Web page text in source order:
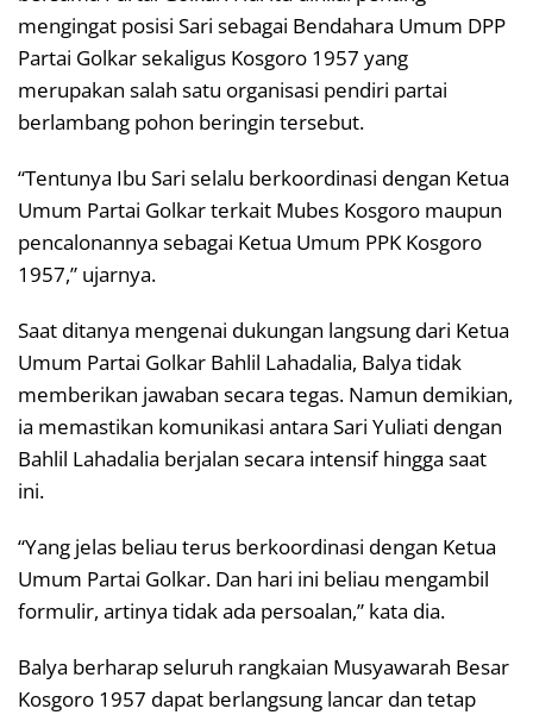
mengingat posisi Sari sebagai Bendahara Umum DPP
Partai Golkar sekaligus Kosgoro 1957 yang
merupakan salah satu organisasi pendiri partai
berlambang pohon beringin tersebut.
“Tentunya Ibu Sari selalu berkoordinasi dengan Ketua
Umum Partai Golkar terkait Mubes Kosgoro maupun
pencalonannya sebagai Ketua Umum PPK Kosgoro
1957,” ujarnya.
Saat ditanya mengenai dukungan langsung dari Ketua
Umum Partai Golkar Bahlil Lahadalia, Balya tidak
memberikan jawaban secara tegas. Namun demikian,
ia memastikan komunikasi antara Sari Yuliati dengan
Bahlil Lahadalia berjalan secara intensif hingga saat
ini.
“Yang jelas beliau terus berkoordinasi dengan Ketua
Umum Partai Golkar. Dan hari ini beliau mengambil
formulir, artinya tidak ada persoalan,” kata dia.
Balya berharap seluruh rangkaian Musyawarah Besar
Kosgoro 1957 dapat berlangsung lancar dan tetap